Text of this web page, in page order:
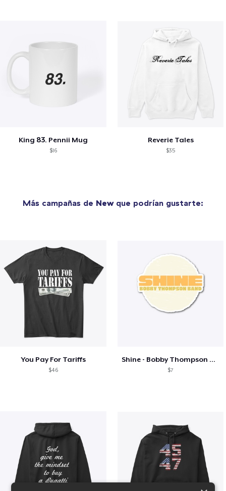
King 83. Pennii Mug
$16
Reverie Tales
$35
Más campañas de Newque podrían gustarte:
You Pay For Tariffs
$46
Shine - Bobby Thompson Band Merch
$7